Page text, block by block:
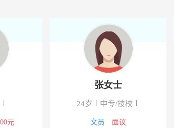
元
张女士
24岁 中专/技校
文员 面议